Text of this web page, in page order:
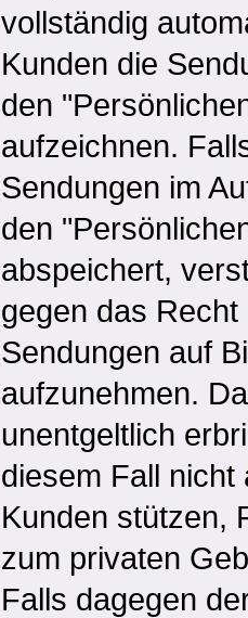
vollständig
Kunden die
den
aufzeichnen.
Sendungen im
den
abspeichert,
gegen das
Sendungen auf
aufzunehmen.
unentgeltlich
diesem Fall
Kunden stützen,
zum privaten
Falls dagegen